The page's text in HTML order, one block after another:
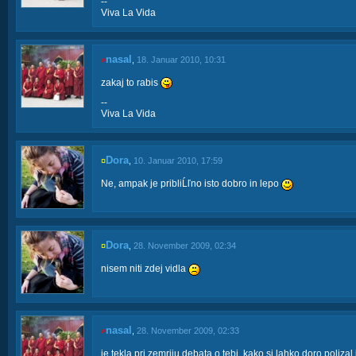
Viva La Vida
≠nasal 18. Januar 2010, 10:31
zakaj to rabis
--
Viva La Vida
¤ Dora 10. Januar 2010, 17:59
Ne, ampak je pribliĹľno isto dobro in lepo
¤ Dora 28. November 2009, 02:34
nisem niti zdej vidla
≠nasal 28. November 2009, 02:33